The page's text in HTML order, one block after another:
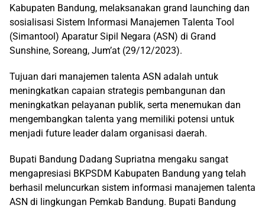
Kabupaten Bandung, melaksanakan grand launching dan
sosialisasi Sistem Informasi Manajemen Talenta Tool
(Simantool) Aparatur Sipil Negara (ASN) di Grand
Sunshine, Soreang, Jum’at (29/12/2023).
Tujuan dari manajemen talenta ASN adalah untuk
meningkatkan capaian strategis pembangunan dan
meningkatkan pelayanan publik, serta menemukan dan
mengembangkan talenta yang memiliki potensi untuk
menjadi future leader dalam organisasi daerah.
Bupati Bandung Dadang Supriatna mengaku sangat
mengapresiasi BKPSDM Kabupaten Bandung yang telah
berhasil meluncurkan sistem informasi manajemen talenta
ASN di lingkungan Pemkab Bandung. Bupati Bandung